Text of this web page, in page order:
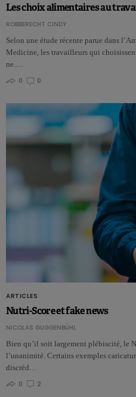
Les choix alimentaires au
ROBBERECHT CINDY
Selon une étude récente parue dans
Medicine, les travailleurs qui
ne.…
0
0
ARTICLES
Nutri-Score et fake news
NICOLAS GUGGENBÜHL
Bien qu’il soit largement plébiscité, le
l’unanimité. Certains exemples
discréd…
0
2